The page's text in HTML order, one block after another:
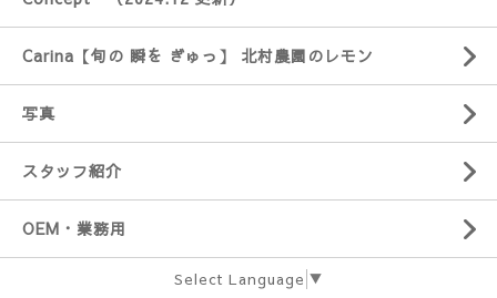
Carina【旬の 瞬を ぎゅっ】 北村農園のレモン
写真
スタッフ紹介
OEM・業務用
Select Language ▼